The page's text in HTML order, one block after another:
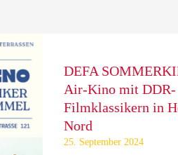
DEFA
Air-Kino mit DDR-
Filmklassikern in
Nord
25. September 2024